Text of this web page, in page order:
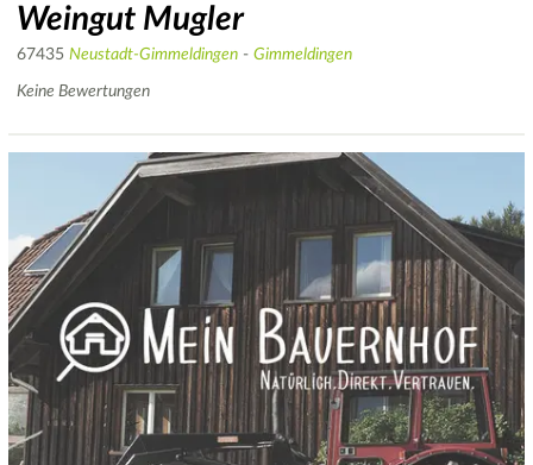
Weingut Mugler
67435 Neustadt-Gimmeldingen - Gimmeldingen
Keine Bewertungen